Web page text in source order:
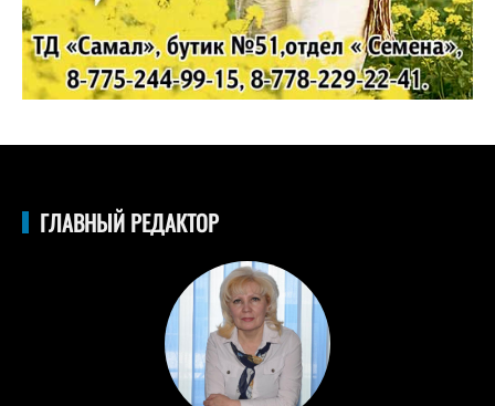
ГЛАВНЫЙ РЕДАКТОР